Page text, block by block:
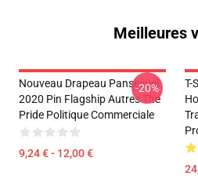
Meilleures
Nouveau Drapeau Pansexuel
2020 Pin Flagship Autres The
Pride Politique Commerciale
9,24 € - 12,00 €
-20%
T-